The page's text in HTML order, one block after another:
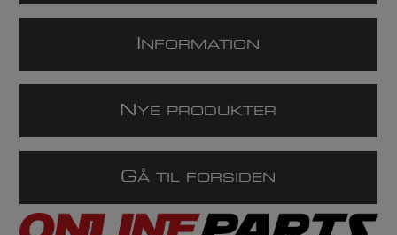
NFORMATION
N YE PRODUKTER
GÅ TIL FORSIDEN